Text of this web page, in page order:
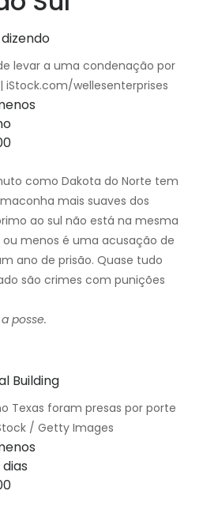
levar a uma condenação por
iStock.com/wellesenterprises
como Dakota do Norte tem
mais suaves dos
ao sul não está na mesma
ou menos é uma acusação de
ano de prisão. Quase tudo
são crimes com punições
posse.
Texas foram presas por porte
/ Getty Images
dias